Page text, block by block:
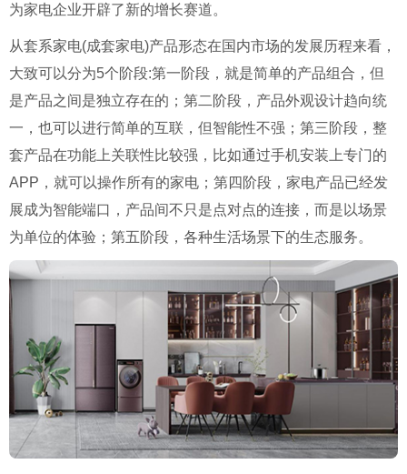
为家电企业开辟了新的增长赛道。
从套系家电(成套家电)产品形态在国内市场的发展历程来看，
大致可以分为5个阶段:第一阶段，就是简单的产品组合，但
是产品之间是独立存在的；第二阶段，产品外观设计趋向统
一，也可以进行简单的互联，但智能性不强；第三阶段，整
套产品在功能上关联性比较强，比如通过手机安装上专门的
APP，就可以操作所有的家电；第四阶段，家电产品已经发
展成为智能端口，产品间不只是点对点的连接，而是以场景
为单位的体验；第五阶段，各种生活场景下的生态服务。